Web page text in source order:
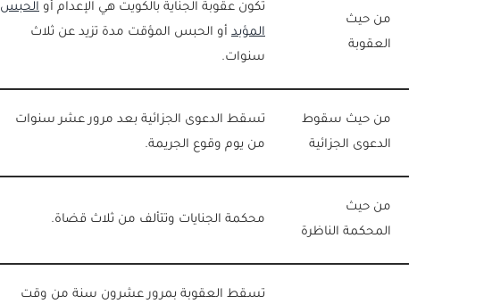
من حيث
العقوبة
تكون عقوبة الجناية بالكويت هي الإعدام أو الحبس
المؤبد أو الحبس المؤقت مدة تزيد عن ثلاث
سنوات.
من حيث سقوط
الدعوى الجزائية
تسقط الدعوى الجزائية بعد مرور عشر سنوات
من يوم وقوع الجريمة.
من حيث
المحكمة الناظرة
محكمة الجنايات وتتألف من ثلاث قضاة.
تسقط العقوبة بمرور عشرون سنة من وقت